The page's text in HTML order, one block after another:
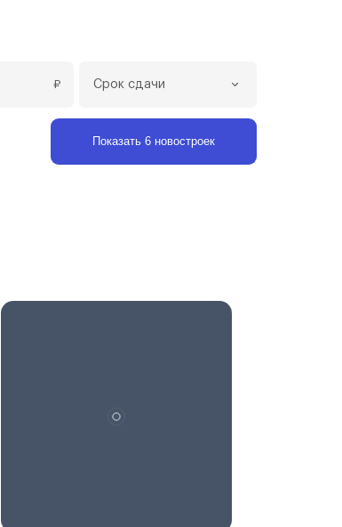
₽ Срок сдачи
Показать 6 новостроек